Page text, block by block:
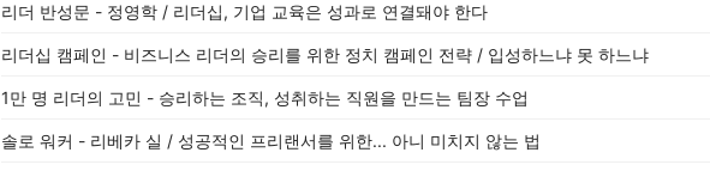
리더 반성문 - 정영학 / 리더십, 기업 교육은 성과로 연결돼야 한다
리더십 캠페인 - 비즈니스 리더의 승리를 위한 정치 캠페인 전략 / 입성하느냐 못 하느냐
1만 명 리더의 고민 - 승리하는 조직, 성취하는 직원을 만드는 팀장 수업
솔로 워커 - 리베카 실 / 성공적인 프리랜서를 위한... 아니 미치지 않는 법